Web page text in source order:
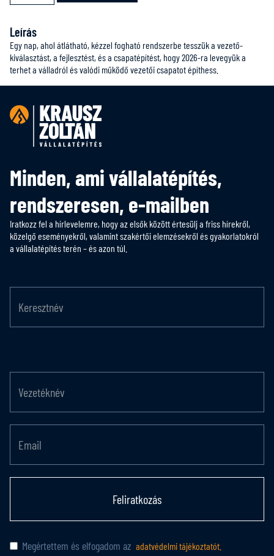
Leírás
Egy nap, ahol átlátható, kézzel fogható rendszerbe tesszük a vezető-
kiválasztást, a fejlesztést, és a csapatépítést, hogy 2026-ra levegyük a
terhet a válladról és valódi működő vezetői csapatot építhess.
Minden, ami vállalatépítés,
rendszeresen, e-mailben
Iratkozz fel a hírlevelemre, hogy az elsők között értesülj a friss hírekről,
közelgő eseményekről, valamint szakértői elemzésekről és gyakorlatokról
a vállalatépítés terén – és azon túl.
Feliratkozás
Megértettem és elfogadom az adatvédelmi tájékoztatót.